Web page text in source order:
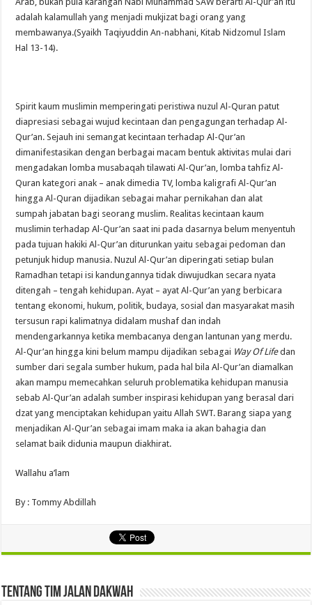
adalah kalamullah yang menjadi mukjizat bagi orang yang
membawanya.(Syaikh Taqiyuddin An-nabhani, Kitab Nidzomul Islam
Hal 13-14).
Spirit kaum muslimin memperingati peristiwa nuzul Al-Quran patut
diapresiasi sebagai wujud kecintaan dan pengagungan terhadap Al-
Qur’an. Sejauh ini semangat kecintaan terhadap Al-Qur’an
dimanifestasikan dengan berbagai macam bentuk aktivitas mulai dari
mengadakan lomba musabaqah tilawati Al-Qur’an, lomba tahfiz Al-
Quran kategori anak – anak dimedia TV, lomba kaligrafi Al-Qur’an
hingga Al-Quran dijadikan sebagai mahar pernikahan dan alat
sumpah jabatan bagi seorang muslim. Realitas kecintaan kaum
muslimin terhadap Al-Qur’an saat ini pada dasarnya belum menyentuh
pada tujuan hakiki Al-Qur’an diturunkan yaitu sebagai pedoman dan
petunjuk hidup manusia. Nuzul Al-Qur’an diperingati setiap bulan
Ramadhan tetapi isi kandungannya tidak diwujudkan secara nyata
ditengah – tengah kehidupan. Ayat – ayat Al-Qur’an yang berbicara
tentang ekonomi, hukum, politik, budaya, sosial dan masyarakat masih
tersusun rapi kalimatnya didalam mushaf dan indah
mendengarkannya ketika membacanya dengan lantunan yang merdu.
Al-Qur’an hingga kini belum mampu dijadikan sebagai Way Of Lifedan
sumber dari segala sumber hukum, pada hal bila Al-Qur’an diamalkan
akan mampu memecahkan seluruh problematika kehidupan manusia
sebab Al-Qur’an adalah sumber inspirasi kehidupan yang berasal dari
dzat yang menciptakan kehidupan yaitu Allah SWT. Barang siapa yang
menjadikan Al-Qur’an sebagai imam maka ia akan bahagia dan
selamat baik didunia maupun diakhirat.
Wallahu a’lam
By : Tommy Abdillah
Tentang Tim Jalan Dakwah